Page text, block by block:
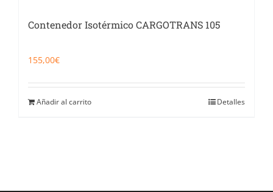
Contenedor Isotérmico CARGOTRANS 105
155,00€
Añadir al carrito Detalles